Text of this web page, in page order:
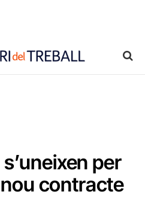
per
contracte